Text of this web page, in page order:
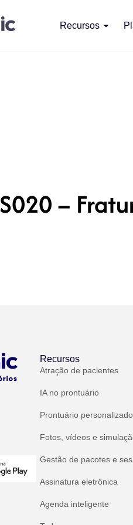
Recursos
S020 –
Recursos
Atração de pacientes
IA no prontuário
Prontuário
Fotos, vídeos e
Gestão de pacotes e
Assinatura eletrônica
Agenda inteligente